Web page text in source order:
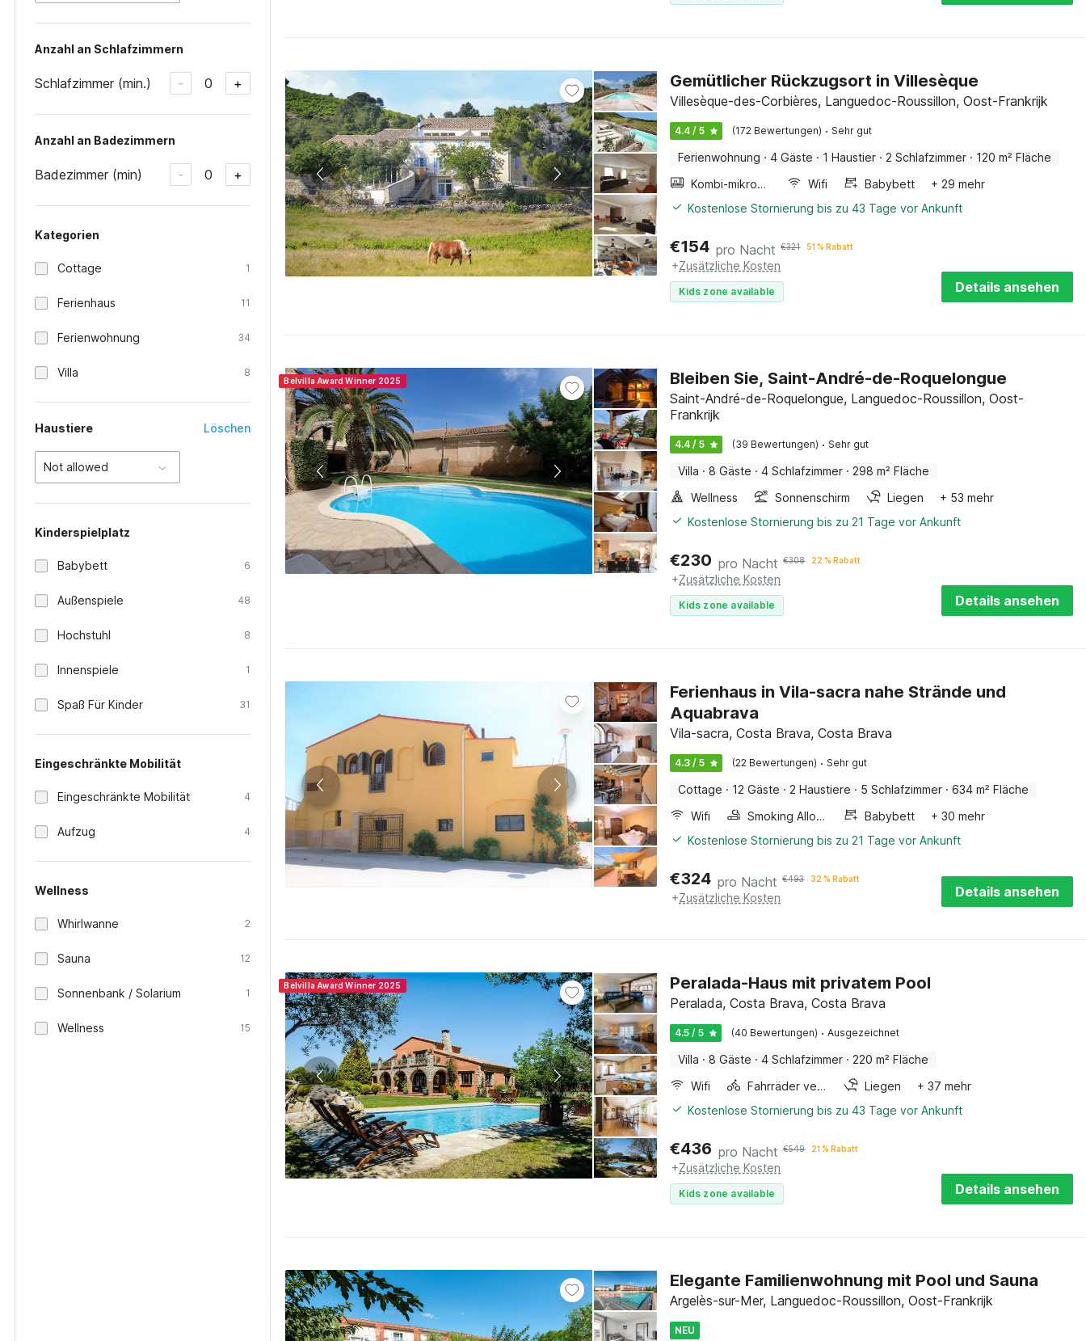
Anzahl an Schlafzimmern
Schlafzimmer (min.) - 0 +
Anzahl an Badezimmern
Badezimmer (min) - 0 +
Kategorien
Cottage 1
Ferienhaus 11
Ferienwohnung 34
Villa 8
Haustiere Löschen
Not allowed
Kinderspielplatz
Babybett 6
Außenspiele 48
Hochstuhl 8
Innenspiele 1
Spaß Für Kinder 31
Eingeschränkte Mobilität
Eingeschränkte Mobilität 4
Aufzug 4
Wellness
Whirlwanne 2
Sauna 12
Sonnenbank / Solarium 1
Wellness 15
Gemütlicher Rückzugsort in Villesèque
Villesèque-des-Corbières, Languedoc-Roussillon, Oost-Frankrijk
4.4 / 5 (172 Bewertungen) · Sehr gut
Ferienwohnung · 4 Gäste · 1 Haustier · 2 Schlafzimmer · 120 m² Fläche
Kombi-mikrowelle
Wifi Babybett
+ 29 mehr
Kostenlose Stornierung bis zu 43 Tage vor Ankunft
€154 pro Nacht €321 51 % Rabatt
+Zusätzliche Kosten
Kids zone available Details ansehen
Belvilla Award Winner 2025 Bleiben Sie, Saint-André-de-Roquelongue
Saint-André-de-Roquelongue, Languedoc-Roussillon, Oost-
Frankrijk
4.4 / 5 (39 Bewertungen) · Sehr gut
Villa · 8 Gäste · 4 Schlafzimmer · 298 m² Fläche
Wellness
Sonnenschirm Liegen
+ 53 mehr
Kostenlose Stornierung bis zu 21 Tage vor Ankunft
€230 pro Nacht €308 22 % Rabatt
+Zusätzliche Kosten
Kids zone available Details ansehen
Ferienhaus in Vila-sacra nahe Strände und
Aquabrava
Vila-sacra, Costa Brava, Costa Brava
4.3 / 5 (22 Bewertungen) · Sehr gut
Cottage · 12 Gäste · 2 Haustiere · 5 Schlafzimmer · 634 m² Fläche
Wifi
Smoking Allowed Babybett
+ 30 mehr
Kostenlose Stornierung bis zu 21 Tage vor Ankunft
€324 pro Nacht €493 32 % Rabatt
+Zusätzliche Kosten Details ansehen
Belvilla Award Winner 2025 Peralada-Haus mit privatem Pool
Peralada, Costa Brava, Costa Brava
4.5 / 5 (40 Bewertungen) · Ausgezeichnet
Villa · 8 Gäste · 4 Schlafzimmer · 220 m² Fläche
Wifi
Fahrräder verfügbar Liegen
+ 37 mehr
Kostenlose Stornierung bis zu 43 Tage vor Ankunft
€436 pro Nacht €549 21 % Rabatt
+Zusätzliche Kosten
Kids zone available Details ansehen
Elegante Familienwohnung mit Pool und Sauna
Argelès-sur-Mer, Languedoc-Roussillon, Oost-Frankrijk
NEU